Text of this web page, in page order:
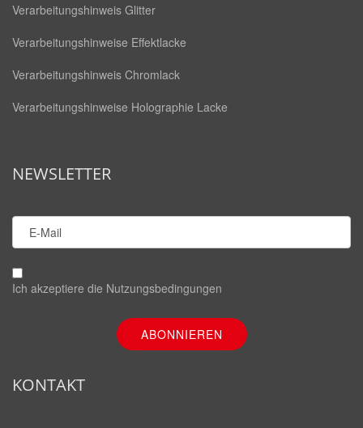
Verarbeitungshinweis Glitter
Verarbeitungshinweise Effektlacke
Verarbeitungshinweis Chromlack
Verarbeitungshinweise Holographie Lacke
NEWSLETTER
Ich akzeptiere die Nutzungsbedingungen
KONTAKT